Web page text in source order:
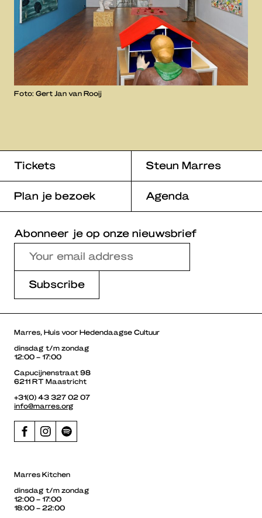
Foto: Gert Jan van Rooij
Tickets Steun Marres
Plan je bezoek Agenda
Abonneer je op onze nieuwsbrief
Marres, Huis voor Hedendaagse Cultuur
dinsdag t/m zondag
12:00 – 17:00
Capucijnenstraat 98
6211 RT Maastricht
+31(0) 43 327 02 07
info@marres.org
Marres Kitchen
dinsdag t/m zondag
12:00 – 17:00
18:00 – 22:00